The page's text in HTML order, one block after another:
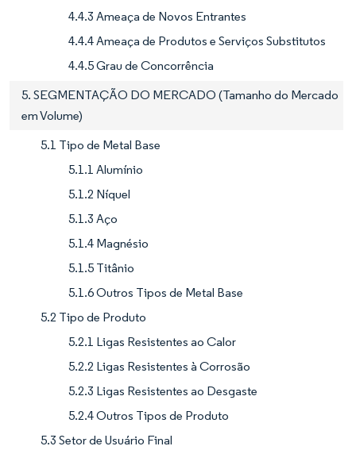
4.4.3 Ameaça de Novos Entrantes
4.4.4 Ameaça de Produtos e Serviços Substitutos
4.4.5 Grau de Concorrência
5. SEGMENTAÇÃO DO MERCADO (Tamanho do Mercado
em Volume)
5.1 Tipo de Metal Base
5.1.1 Alumínio
5.1.2 Níquel
5.1.3 Aço
5.1.4 Magnésio
5.1.5 Titânio
5.1.6 Outros Tipos de Metal Base
5.2 Tipo de Produto
5.2.1 Ligas Resistentes ao Calor
5.2.2 Ligas Resistentes à Corrosão
5.2.3 Ligas Resistentes ao Desgaste
5.2.4 Outros Tipos de Produto
5.3 Setor de Usuário Final